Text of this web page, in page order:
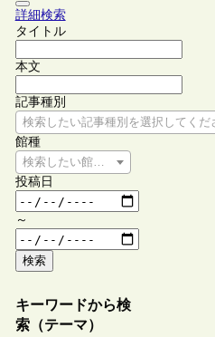
詳細検索
タイトル
本文
記事種別
検索したい記事種別を選択してくだ
館種
検索したい館種を選択してください
投稿日
～
検索
キーワードから検
索（テーマ）